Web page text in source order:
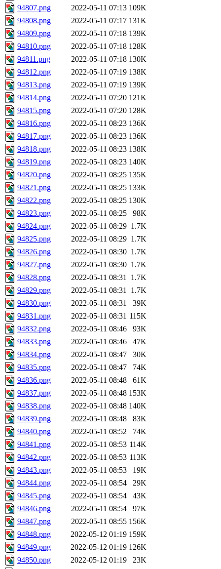
94807.png
2022-05-11 07:13 109K
94808.png
2022-05-11 07:17 131K
94809.png
2022-05-11 07:18 139K
94810.png
2022-05-11 07:18 128K
94811.png
2022-05-11 07:18 130K
94812.png
2022-05-11 07:19 138K
94813.png
2022-05-11 07:19 139K
94814.png
2022-05-11 07:20 121K
94815.png
2022-05-11 07:20 128K
94816.png
2022-05-11 08:23 136K
94817.png
2022-05-11 08:23 136K
94818.png
2022-05-11 08:23 138K
94819.png
2022-05-11 08:23 140K
94820.png
2022-05-11 08:25 135K
94821.png
2022-05-11 08:25 133K
94822.png
2022-05-11 08:25 130K
94823.png
2022-05-11 08:25
98K
94824.png
2022-05-11 08:29 1.7K
94825.png
2022-05-11 08:29 1.7K
94826.png
2022-05-11 08:30 1.7K
94827.png
2022-05-11 08:30 1.7K
94828.png
2022-05-11 08:31 1.7K
94829.png
2022-05-11 08:31 1.7K
94830.png
2022-05-11 08:31
39K
94831.png
2022-05-11 08:31 115K
94832.png
2022-05-11 08:46
93K
94833.png
2022-05-11 08:46
47K
94834.png
2022-05-11 08:47
30K
94835.png
2022-05-11 08:47
74K
94836.png
2022-05-11 08:48
61K
94837.png
2022-05-11 08:48 153K
94838.png
2022-05-11 08:48 140K
94839.png
2022-05-11 08:48
83K
94840.png
2022-05-11 08:52
74K
94841.png
2022-05-11 08:53 114K
94842.png
2022-05-11 08:53 113K
94843.png
2022-05-11 08:53
19K
94844.png
2022-05-11 08:54
29K
94845.png
2022-05-11 08:54
43K
94846.png
2022-05-11 08:54
97K
94847.png
2022-05-11 08:55 156K
94848.png
2022-05-12 01:19 159K
94849.png
2022-05-12 01:19 126K
94850.png
2022-05-12 01:19
23K